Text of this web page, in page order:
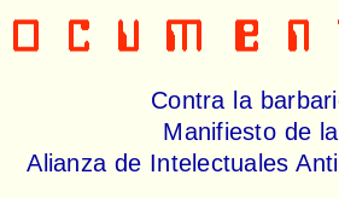
Contra la
Manifiesto de la
Alianza de Intelectuales